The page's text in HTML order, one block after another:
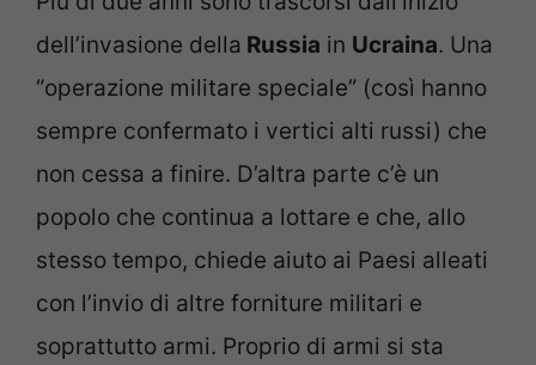
dell’invasione della Russia in Ucraina. Una
“operazione militare speciale” (così hanno
sempre confermato i vertici alti russi) che
non cessa a finire. D’altra parte c’è un
popolo che continua a lottare e che, allo
stesso tempo, chiede aiuto ai Paesi alleati
con l’invio di altre forniture militari e
soprattutto armi. Proprio di armi si sta